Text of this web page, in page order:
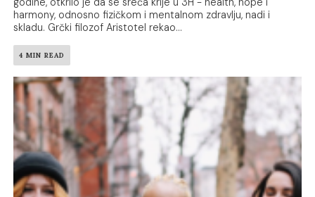
harmony, odnosno fizičkom i mentalnom zdravlju, nadi i
skladu. Grčki filozof Aristotel rekao...
4 MIN READ